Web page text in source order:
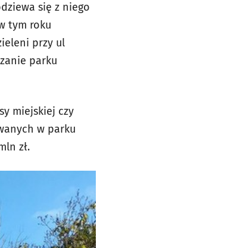
się z niego
tym roku
przy ul
parku
miejskiej czy
w parku
zł.